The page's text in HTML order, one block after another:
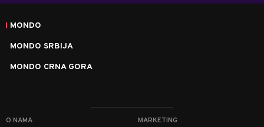
MONDO
MONDO SRBIJA
MONDO CRNA GORA
O NAMA MARKETING